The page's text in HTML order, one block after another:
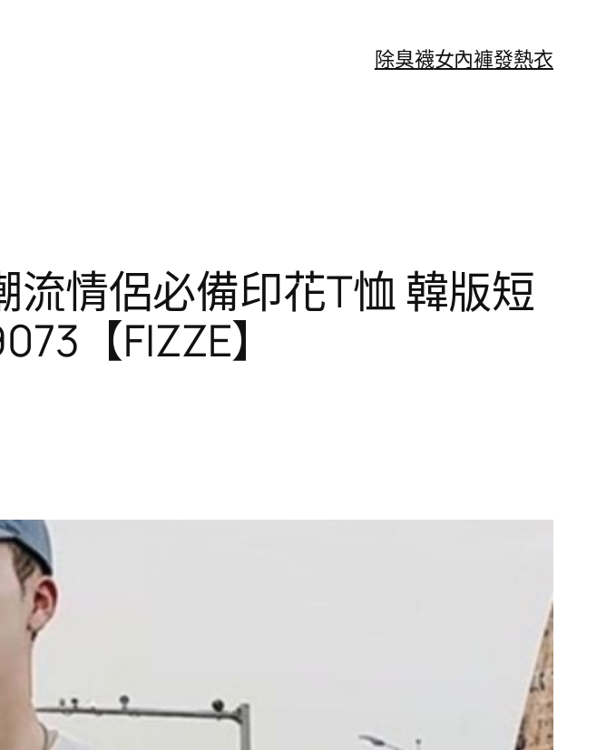
除臭襪女內褲發熱衣
情侶必備印花T恤 韓版短
【FIZZE】